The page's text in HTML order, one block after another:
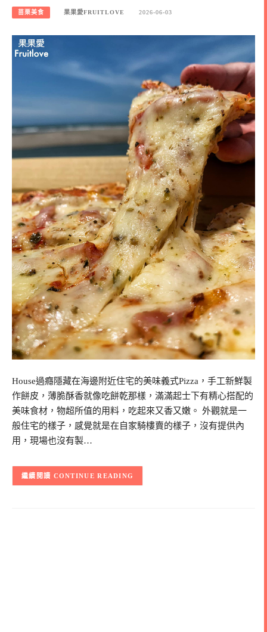
苗栗美食 果果愛FRUITLOVE 2026-06-03
House過癮隱藏在海邊附近住宅的美味義式Pizza，手工新鮮製
作餅皮，薄脆酥香就像吃餅乾那樣，滿滿起士下有精心搭配的
美味食材，物超所值的用料，吃起來又香又嫩。 外觀就是一
般住宅的樣子，感覺就是在自家騎樓賣的樣子，沒有提供內
用，現場也沒有製…
CONTINUE READING